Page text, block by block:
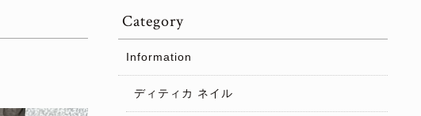
Category
Information
ディティカ ネイル